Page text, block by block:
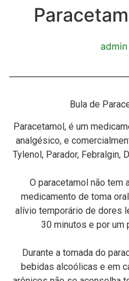
admin
Bula de
Paracetamol, é um
analgésico, e
Tylenol, Parador, Febralgin,
O paracetamol não tem
medicamento de toma
alívio temporário de dores
30 minutos e por um
Durante a tomada do
bebidas alcoólicas e em